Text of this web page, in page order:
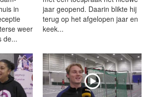
in
weer
de...
jaar geopend. Daarin blikte hij
terug op het afgelopen jaar en
keek...